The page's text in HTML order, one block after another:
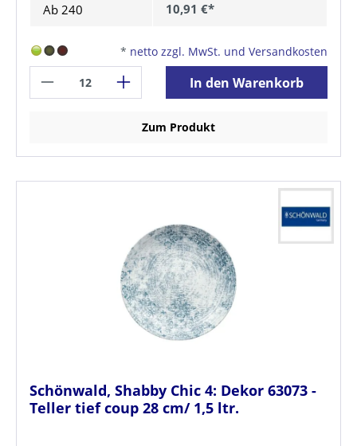
Ab 240 10,91 €*
* netto zzgl. MwSt. und Versandkosten
In den Warenkorb
Zum Produkt
Schönwald, Shabby Chic 4: Dekor 63073 -
Teller tief coup 28 cm/ 1,5 ltr.